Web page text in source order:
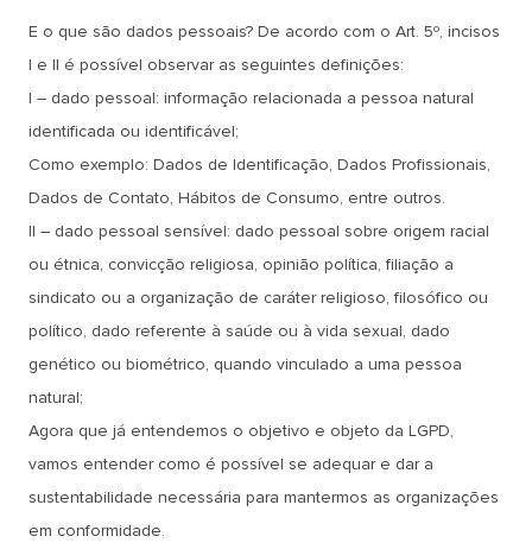
E o que são dados pessoais? De acordo com o Art. 5º, incisos
I e II é possível observar as seguintes definições:
I – dado pessoal: informação relacionada a pessoa natural
identificada ou identificável;
Como exemplo: Dados de Identificação, Dados Profissionais,
Dados de Contato, Hábitos de Consumo, entre outros.
II – dado pessoal sensível: dado pessoal sobre origem racial
ou étnica, convicção religiosa, opinião política, filiação a
sindicato ou a organização de caráter religioso, filosófico ou
político, dado referente à saúde ou à vida sexual, dado
genético ou biométrico, quando vinculado a uma pessoa
natural;
Agora que já entendemos o objetivo e objeto da LGPD,
vamos entender como é possível se adequar e dar a
sustentabilidade necessária para mantermos as organizações
em conformidade.